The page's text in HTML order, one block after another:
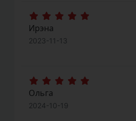
Ирэна
2023-11-13
Ольга
2024-10-19